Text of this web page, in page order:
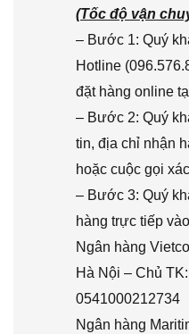
(Tốc độ vận
– Bước 1: Quý
Hotline
đặt hàng online
– Bước 2: Quý
tin, địa chỉ nhận
hoặc cuộc gọi
– Bước 3: Quý
hàng trực tiếp
Ngân hàng
Hà Nội – Chủ
0541000212734
Ngân hàng